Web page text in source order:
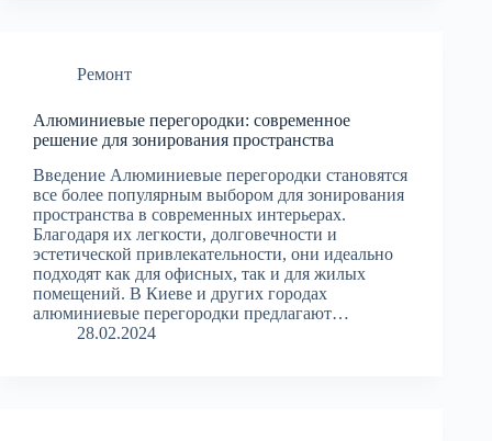
Ремонт
Алюминиевые перегородки: современное
решение для зонирования пространства
Введение Алюминиевые перегородки становятся
все более популярным выбором для зонирования
пространства в современных интерьерах.
Благодаря их легкости, долговечности и
эстетической привлекательности, они идеально
подходят как для офисных, так и для жилых
помещений. В Киеве и других городах
алюминиевые перегородки предлагают…
28.02.2024